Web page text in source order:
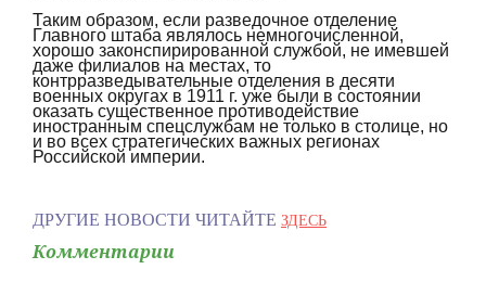
Таким образом, если разведочное отделение
Главного штаба являлось немногочисленной,
хорошо законспирированной службой, не имевшей
даже филиалов на местах, то
контрразведывательные отделения в десяти
военных округах в 1911 г. уже были в состоянии
оказать существенное противодействие
иностранным спецслужбам не только в столице, но
и во всех стратегических важных регионах
Российской империи.
ДРУГИЕ НОВОСТИ ЧИТАЙТЕ ЗДЕСЬ
Комментарии